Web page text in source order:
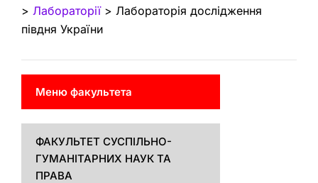
> Лабораторії> Лабораторія дослідження
півдня України
Меню факультета
ФАКУЛЬТЕТ СУСПІЛЬНО-
ГУМАНІТАРНИХ НАУК ТА
ПРАВА